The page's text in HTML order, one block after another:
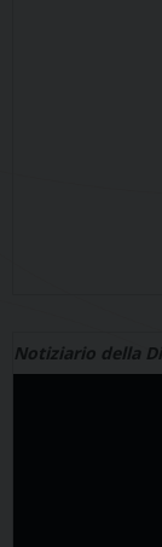
Notiziario della